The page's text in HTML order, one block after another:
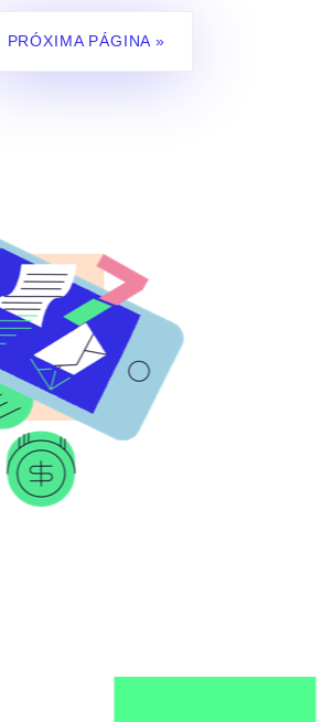
PRÓXIMA PÁGINA »